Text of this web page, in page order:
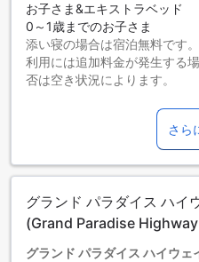
お子さま&エキストラベッド
0～1歳までのお子さま
添い寝の場合は宿泊無料です
利用には追加料金が発生する
否は空き状況によります。
添い寝の場合は宿泊無料です。
4歳以上の宿泊者は大人とみな
エキストラベッドの追加可否
ます。各ルームタイプ欄の記
ていない場合は、エキストラ
【ご注意】6部屋以上をご予約
さら
グランド パラダイス ハイ
(Grand Paradise
グランド パラダイス ハイウ